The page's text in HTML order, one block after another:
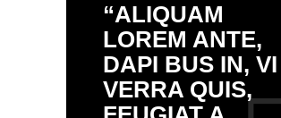
“ALIQUAM
LOREM ANTE,
DAPI BUS IN, VI
VERRA QUIS,